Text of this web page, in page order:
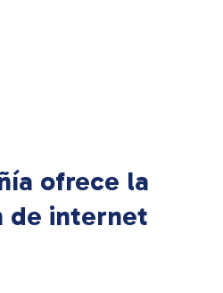
ofrece la
de internet